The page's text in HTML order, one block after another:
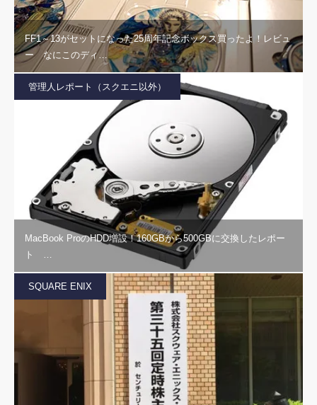
FF1～13がセットになった25周年記念ボックス買ったよ！レビュ
ー なにこのディ…
管理人レポート（スクエニ以外）
MacBook ProのHDD増設！160GBから500GBに交換したレポー
ト …
SQUARE ENIX